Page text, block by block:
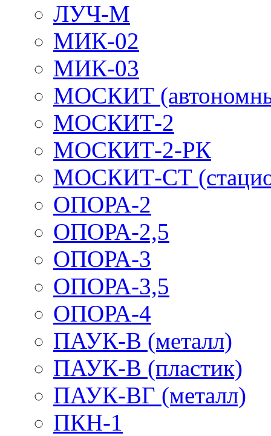
ЛУЧ-М
МИК-02
МИК-03
МОСКИТ
МОСКИТ-2
МОСКИТ-2-РК
МОСКИТ-СТ
ОПОРА-2
ОПОРА-2,5
ОПОРА-3
ОПОРА-3,5
ОПОРА-4
ПАУК-В (металл)
ПАУК-В (пластик)
ПАУК-ВГ (металл)
ПКН-1